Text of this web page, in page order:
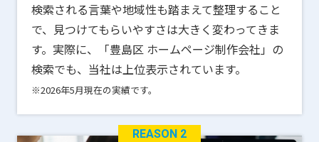
検索される言葉や地域性も踏まえて整理すること
で、見つけてもらいやすさは大きく変わってきま
す。実際に、「豊島区 ホームページ制作会社」の
検索でも、当社は上位表示されています。
※2026年5月現在の実績です。
REASON 2